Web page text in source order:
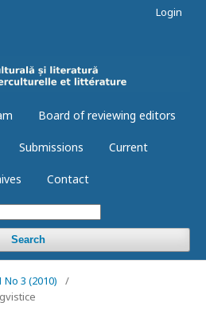
Board of reviewing editors
Submissions Current
Contact
Search
Login
No 3 (2010)
/